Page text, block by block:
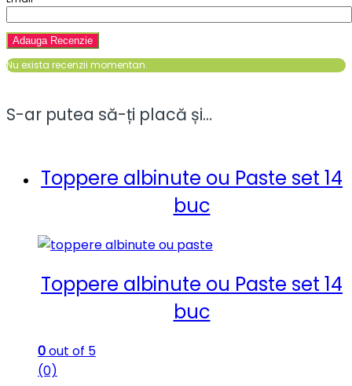
Nu exista recenzii momentan.
S-ar putea să-ți placă și…
Toppere albinute ou Paste set 14
buc
Toppere albinute ou Paste set 14
buc
0out of 5
(0)